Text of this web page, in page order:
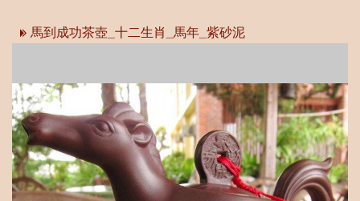
馬到成功茶壺_十二生肖_馬年_紫砂泥